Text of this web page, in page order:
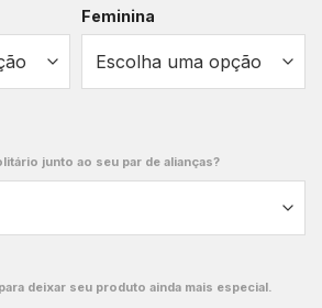
Feminina
junto ao seu par de alianças?
deixar seu produto ainda mais especial.